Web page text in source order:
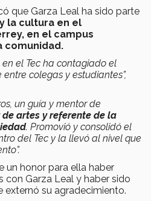
que Garza Leal ha sido parte
la cultura en el
en el campus
comunidad.
en el Tec ha contagiado el
colegas y estudiantes”,
un guía y mentor de
artes y referente de la
. Promovió y consolidó el
del Tec y la llevó al nivel que
un honor para ella haber
Garza Leal y haber sido
externó su agradecimiento.